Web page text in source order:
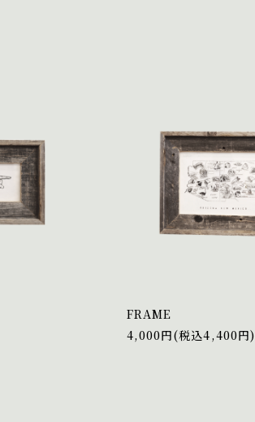
FRAME
4,000円(税込4,400円)